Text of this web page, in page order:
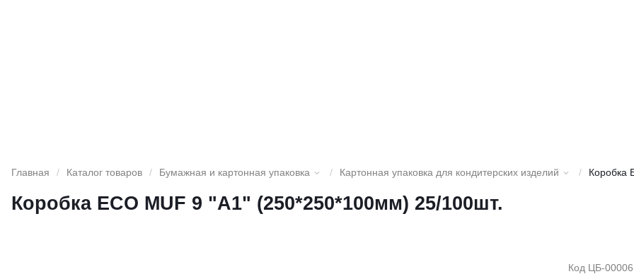
Главная / Каталог товаров / Бумажная и картонная упаковка / Картонная упаковка для кондитерских изделий / Коробка
Коробка ECO MUF 9 "A1" (250*250*100мм) 25/100шт.
Код ЦБ-